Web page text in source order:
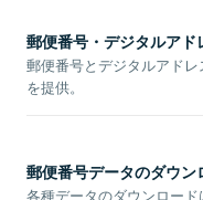
郵便番号・デジタルアド
郵便番号とデジタルアド
を提供。
郵便番号データのダウン
各種データのダウンロー